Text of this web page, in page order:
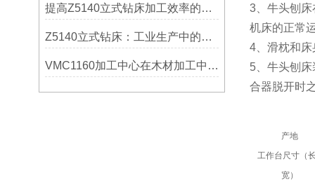
提高Z5140立式钻床加工效率的改进措施
Z5140立式钻床：工业生产中的得力助手
VMC1160加工中心在木材加工中的应用
3、牛头刨
机床的正常
4、滑枕和
5、牛头刨
合器脱开时
产地
工作台尺寸（
宽）